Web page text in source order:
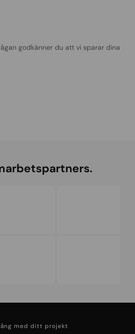
godkänner du att vi sparar dina
med ditt projekt